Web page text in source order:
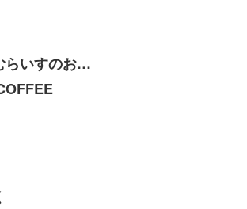
はんばーぐとおむらいすのお店 いくら